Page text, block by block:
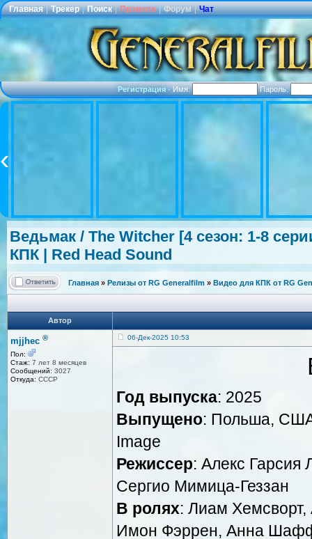
Главная | Трекер | Поиск | Правила | Форум | Чат
Регистрация·Имя: Пароль:
Ведьмак / The Witcher [4 сезон: 1-8
КПК | Red Head Sound
Главная » Релизы от RG Generalfilm » Видео для КПК от RG
Автор
mjjhec ®
Пол:
Стаж: 7 лет 8 месяцев
Сообщений: 3027
Откуда: СССР
06-Дек-2025 10:53
Год выпуска: 2025
Выпущено: Польша,
Image
Режиссер: Алекс
Сергио Мимица-Геззан
В ролях: Лиам
Имон Фэррен, Анна